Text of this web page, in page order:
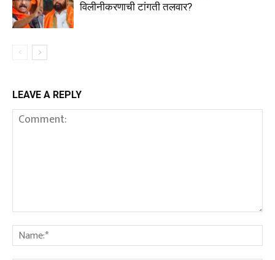
विलीनीकरणाची टांगती तलवार?
LEAVE A REPLY